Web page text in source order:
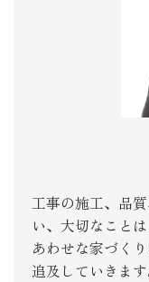
工事の施工、品
い、大切なこと
あわせな家づく
追及していきます